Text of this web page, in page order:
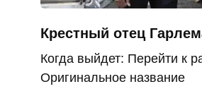
Крестный отец
Когда выйдет: Перейти к
Оригинальное название